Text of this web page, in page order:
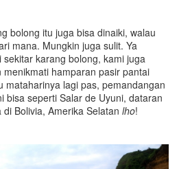
bolong itu juga bisa dinaiki, walau
mana. Mungkin juga sulit. Ya
karang bolong, kami juga
hamparan pasir pantai
mataharinya lagi pas, pemandangan
bisa seperti Salar de Uyuni, dataran
Bolivia, Amerika Selatan lho!